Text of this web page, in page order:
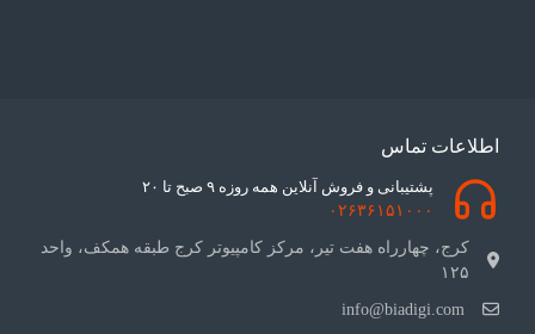
اطلاعات تماس
پشتیبانی و فروش آنلاین همه روزه ۹ صبح تا ۲۰
۰۲۶۳۶۱۵۱۰۰۰
کرج، چهارراه هفت تیر، مرکز کامپیوتر کرج طبقه همکف، واحد
۱۲۵
info@biadigi.com